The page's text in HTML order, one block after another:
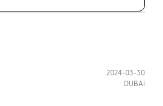
2024-03-30
DUBAI